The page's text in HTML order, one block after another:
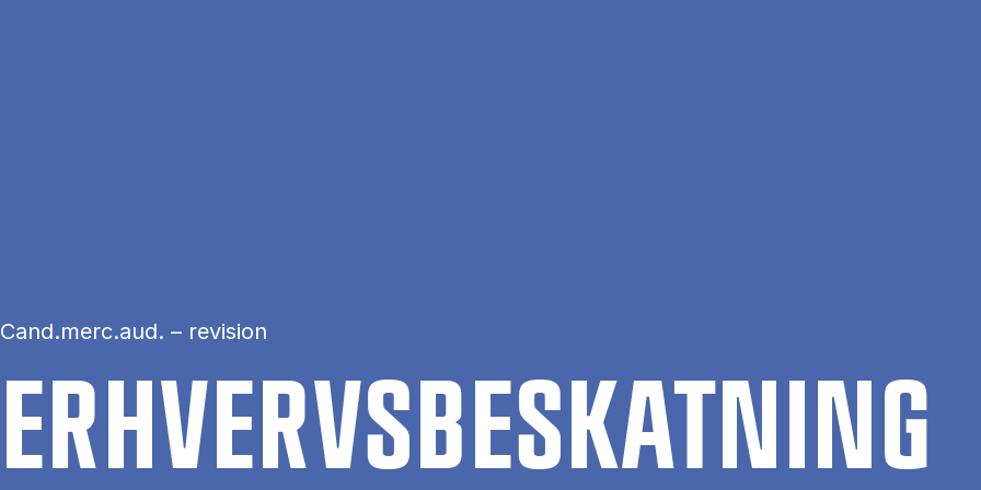
Cand.merc.aud. – revision
ER­HVERVS­BE­SKAT­NING